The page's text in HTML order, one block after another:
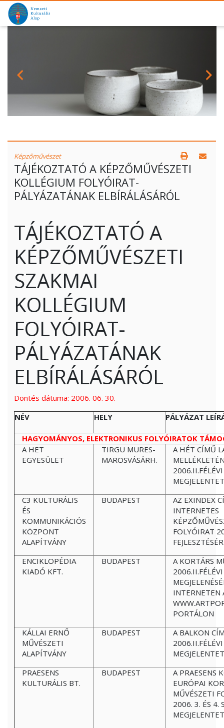
Képzőművészet
TÁJÉKOZTATÓ A KÉPZŐMŰVÉSZETI
KOLLÉGIUM FOLYÓIRAT-
PÁLYÁZATÁNAK ELBÍRÁLÁSÁRÓL
TÁJÉKOZTATÓ A
KÉPZŐMŰVÉSZETI
SZAKMAI
KOLLÉGIUM
FOLYÓIRAT-
PÁLYÁZATÁNAK
ELBÍRÁLÁSÁRÓL
Döntés dátuma: 2006. 06. 30.
NÉV
HELY PÁLYÁZAT
HAGYOMÁNYOS, ELEKTRONIKUS FOLYÓIRATOK
A HET
EGYESÜLET
TIRGU MURES-
MAROSVÁSÁRH.
A HÉT CÍMŰ
C3 KULTURÁLIS
ÉS
KOMMUNIKÁCIÓS
KÖZPONT
ALAPÍTVÁNY
BUDAPEST
AZ EXINDEX
INTERNETES
FOLYÓIRAT
ENCIKLOPÉDIA
KIADÓ KFT.
BUDAPEST
A KORTÁRS
2006.II.FÉLÉVI
INTERNETEN
PORTÁLON
KÁLLAI ERNŐ
MŰVÉSZETI
ALAPÍTVÁNY
BUDAPEST
A BALKON
2006.II.FÉLÉVI
PRAESENS
KULTURÁLIS BT.
BUDAPEST
A PRAESENS
EURÓPAI
MŰVÉSZETI
2006. 3. ÉS 4.